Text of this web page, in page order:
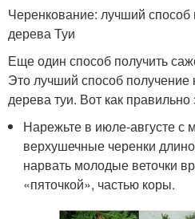
Черенкование: лучший
дерева Туи
Еще один способ получить
Это лучший способ
дерева туи. Вот как правильно
Нарежьте в июле-августе с
верхушечные черенки
нарвать молодые веточки
«пяточкой», частью коры.